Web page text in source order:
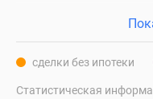
сделки без ипотеки
Статистическая